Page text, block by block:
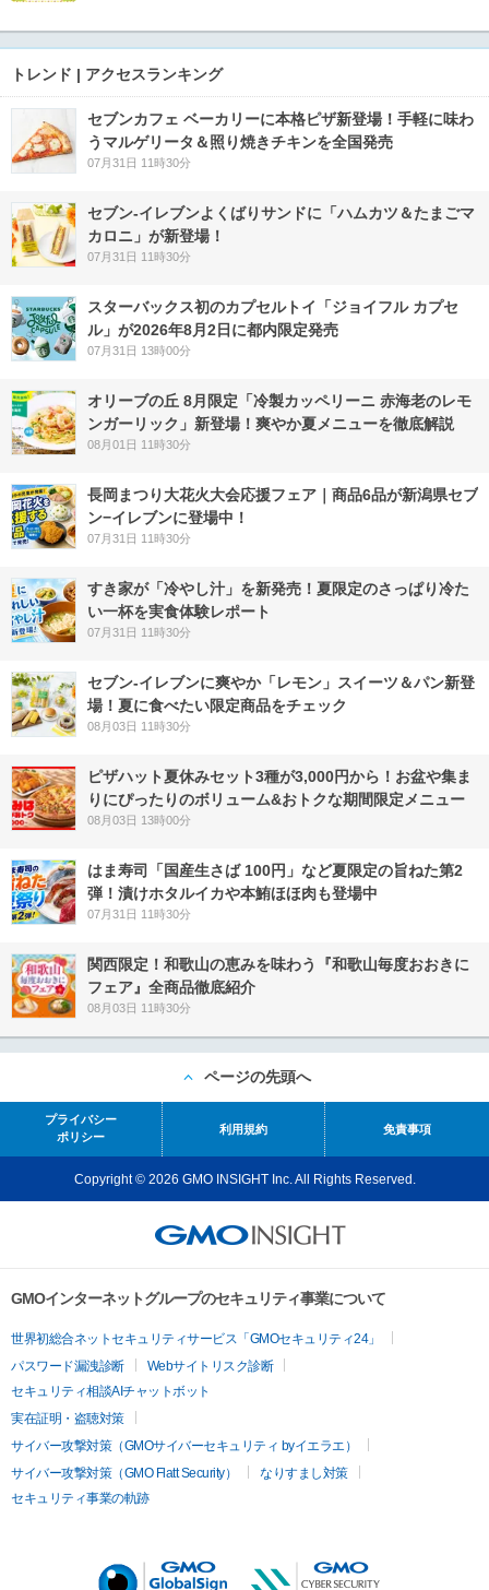
トレンド | アクセスランキング
セブンカフェ ベーカリーに本格ピザ新登場！手軽に味わ
うマルゲリータ＆照り焼きチキンを全国発売
07月31日 11時30分
セブン‐イレブンよくばりサンドに「ハムカツ＆たまごマ
カロニ」が新登場！
07月31日 11時30分
スターバックス初のカプセルトイ「ジョイフル カプセ
ル」が2026年8月2日に都内限定発売
07月31日 13時00分
オリーブの丘 8月限定「冷製カッペリーニ 赤海老のレモ
ンガーリック」新登場！爽やか夏メニューを徹底解説
08月01日 11時30分
長岡まつり大花火大会応援フェア｜商品6品が新潟県セブ
ン−イレブンに登場中！
07月31日 11時30分
すき家が「冷やし汁」を新発売！夏限定のさっぱり冷た
い一杯を実食体験レポート
07月31日 11時30分
セブン‐イレブンに爽やか「レモン」スイーツ＆パン新登
場！夏に食べたい限定商品をチェック
08月03日 11時30分
ピザハット夏休みセット3種が3,000円から！お盆や集ま
りにぴったりのボリューム&おトクな期間限定メニュー
08月03日 13時00分
はま寿司「国産生さば 100円」など夏限定の旨ねた第2
弾！漬けホタルイカや本鮪ほほ肉も登場中
07月31日 11時30分
関西限定！和歌山の恵みを味わう『和歌山毎度おおきに
フェア』全商品徹底紹介
08月03日 11時30分
ページの先頭へ
プライバシー
ポリシー
利用規約 免責事項
Copyright © 2026 GMO INSIGHT Inc. All Rights Reserved.
GMOインターネットグループのセキュリティ事業について
世界初総合ネットセキュリティサービス「GMOセキュリティ24」
パスワード漏洩診断
Webサイトリスク診断
セキュリティ相談AIチャットボット
実在証明・盗聴対策
サイバー攻撃対策（GMOサイバーセキュリティ byイエラエ）
サイバー攻撃対策（GMO Flatt Security）
なりすまし対策
セキュリティ事業の軌跡